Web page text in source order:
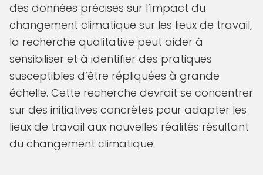
des données précises sur l’impact du
changement climatique sur les lieux de travail,
la recherche qualitative peut aider à
sensibiliser et à identifier des pratiques
susceptibles d’être répliquées à grande
échelle. Cette recherche devrait se concentrer
sur des initiatives concrètes pour adapter les
lieux de travail aux nouvelles réalités résultant
du changement climatique.